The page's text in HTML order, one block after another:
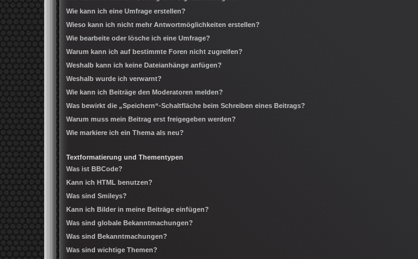
Wie kann ich eine Umfrage erstellen?
Wieso kann ich nicht mehr Antwortmöglichkeiten erstellen?
Wie bearbeite oder lösche ich eine Umfrage?
Warum kann ich auf bestimmte Foren nicht zugreifen?
Weshalb kann ich keine Dateianhänge anfügen?
Weshalb wurde ich verwarnt?
Wie kann ich Beiträge den Moderatoren melden?
Was bewirkt die „Speichern“-Schaltfläche beim Schreiben eines Beitrags?
Warum muss mein Beitrag erst freigegeben werden?
Wie markiere ich ein Thema als neu?
Textformatierung und Thementypen
Was ist BBCode?
Kann ich HTML benutzen?
Was sind Smileys?
Kann ich Bilder in meine Beiträge einfügen?
Was sind globale Bekanntmachungen?
Was sind Bekanntmachungen?
Was sind wichtige Themen?